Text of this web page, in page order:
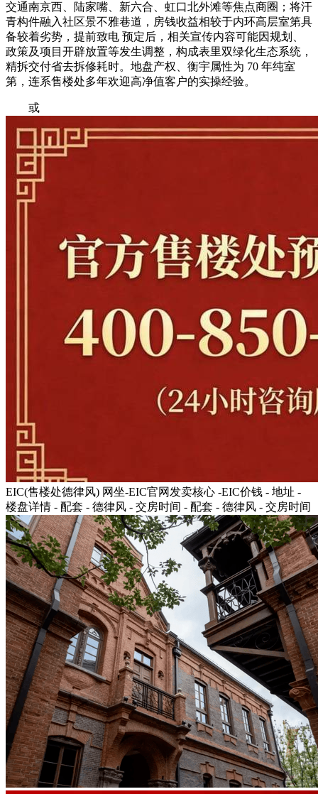
交通南京西、陆家嘴、新六合、虹口北外滩等焦点商圈；将汗
青构件融入社区景不雅巷道，房钱收益相较于内环高层室第具
备较着劣势，提前致电 预定后，相关宣传内容可能因规划、
政策及项目开辟放置等发生调整，构成表里双绿化生态系统，
精拆交付省去拆修耗时。地盘产权、衡宇属性为 70 年纯室
第，连系售楼处多年欢迎高净值客户的实操经验。
或
EIC(售楼处德律风) 网坐-EIC官网发卖核心 -EIC价钱 - 地址 -
楼盘详情 - 配套 - 德律风 - 交房时间 - 配套 - 德律风 - 交房时间